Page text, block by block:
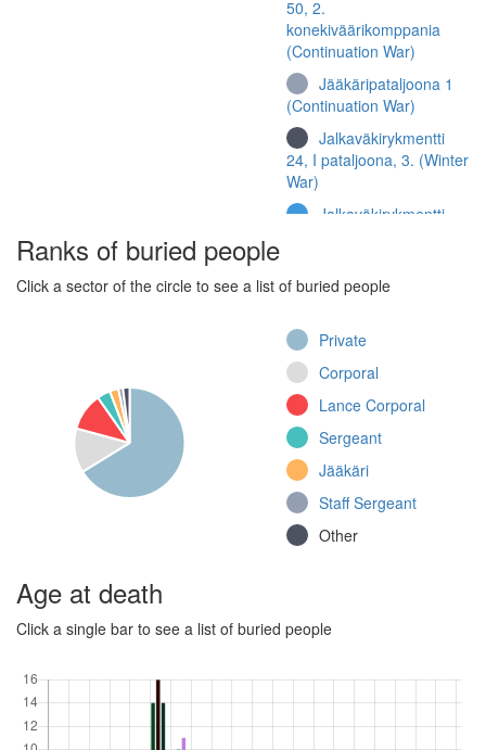
50, 2.
konekiväärikomppania
(Continuation War)
Jääkäripataljoona 1
(Continuation War)
Jalkaväkirykmentti
24, I pataljoona, 3. (Winter
War)
Jalkaväkirykmentti
(Continuation War)
64, II pataljoona (Winter
War)
Jalkaväkirykmentti 8,
1. komppania
(Continuation War)
Jalkaväkirykmentti
29, 1. komppania
(Continuation War)
Jalkaväkirykmentti
29, 3. komppania
Ranks of buried people
Click a sector of the circle to see a list of buried people
Private
Corporal
Lance Corporal
Sergeant
Jääkäri
Staff Sergeant
Other
Age at death
Click a single bar to see a list of buried people